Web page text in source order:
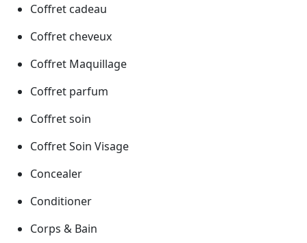
Coffret cadeau
Coffret cheveux
Coffret Maquillage
Coffret parfum
Coffret soin
Coffret Soin Visage
Concealer
Conditioner
Corps & Bain